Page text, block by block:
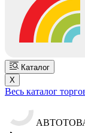
Каталог
X
Весь каталог